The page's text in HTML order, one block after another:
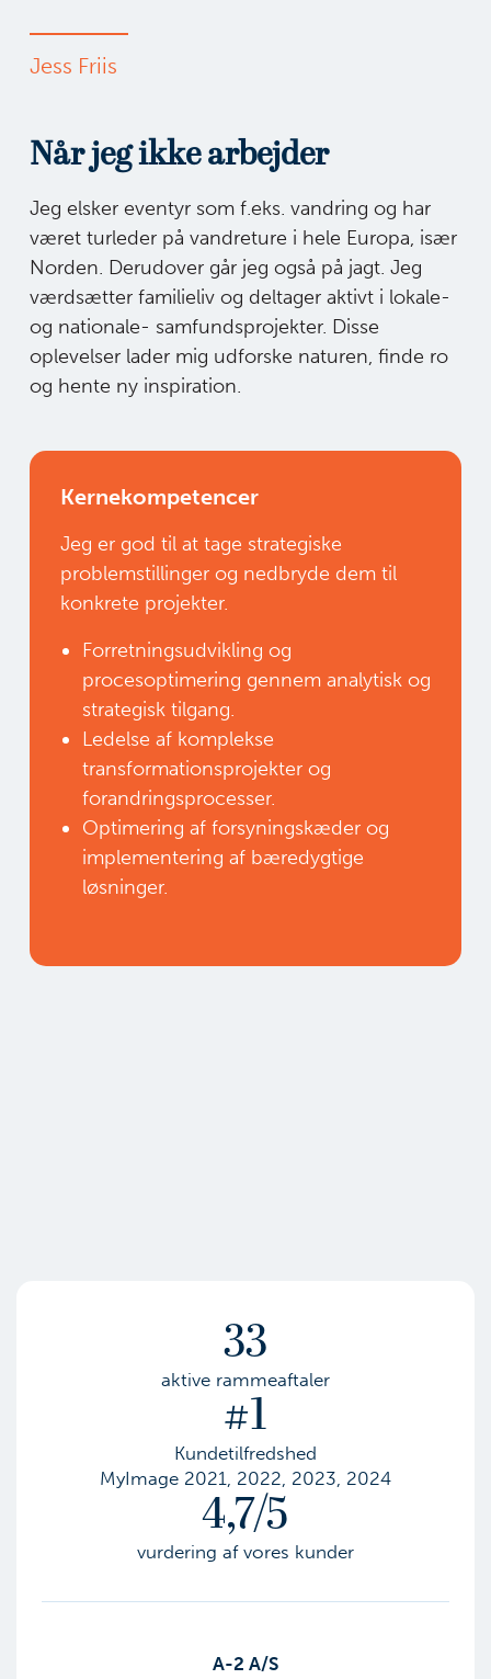
Jess Friis
Når jeg ikke arbejder
Jeg elsker eventyr som f.eks. vandring og har
været turleder på vandreture i hele Europa, især
Norden. Derudover går jeg også på jagt. Jeg
værdsætter familieliv og deltager aktivt i lokale-
og nationale- samfundsprojekter. Disse
oplevelser lader mig udforske naturen, finde ro
og hente ny inspiration.
Kernekompetencer
Jeg er god til at tage strategiske
problemstillinger og nedbryde dem til
konkrete projekter.
Forretningsudvikling og
procesoptimering gennem analytisk og
strategisk tilgang.
Ledelse af komplekse
transformationsprojekter og
forandringsprocesser.
Optimering af forsyningskæder og
implementering af bæredygtige
løsninger.
33
aktive rammeaftaler
#1
Kundetilfredshed
MyImage 2021, 2022, 2023, 2024
4,7/5
vurdering af vores kunder
​A-2 A/S